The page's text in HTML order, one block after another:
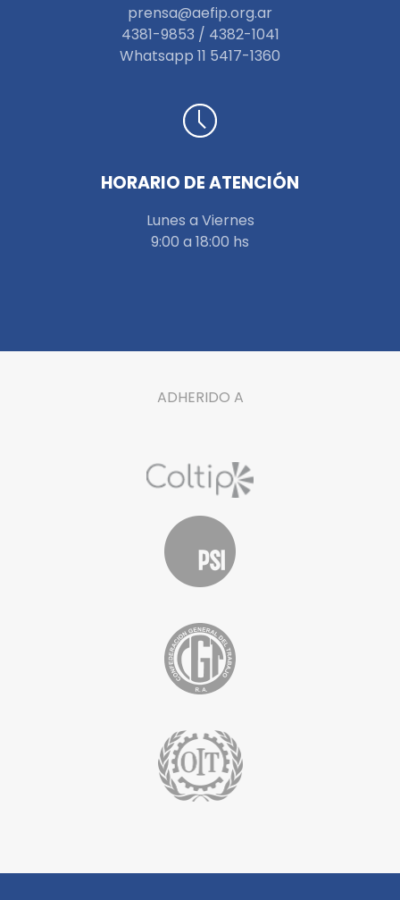
prensa@aefip.org.ar
4381-9853 / 4382-1041
Whatsapp 11 5417-1360
HORARIO DE ATENCIÓN
Lunes a Viernes
9:00 a 18:00 hs
ADHERIDO A